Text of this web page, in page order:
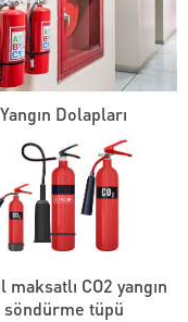
Yangın Dolapları
maksatlı CO2 yangın
söndürme tüpü